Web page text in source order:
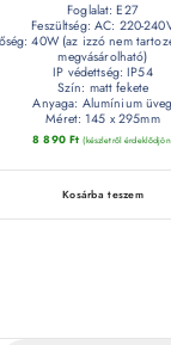
Foglalat: E27
Feszültség: AC: 220-
40W (az izzó nem
megvásárolható)
IP védettség: IP54
Szín: matt fekete
Anyaga: Alumínium üveg
Méret: 145 x 295mm
8 890 Ft (készletről
Kosárba teszem